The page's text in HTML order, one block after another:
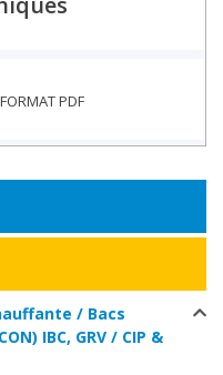
/ Bacs
IBC, GRV / CIP &